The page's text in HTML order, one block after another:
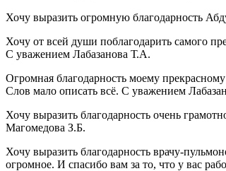
Хочу выразить огромную благодарность
Хочу от всей души поблагодарить самого
С уважением Лабазанова Т.А.
Огромная благодарность моему
Слов мало описать всё. С уважением
Хочу выразить благодарность очень
Магомедова З.Б.
Хочу выразить благодарность врачу-
огромное. И спасибо вам за то, что у вас